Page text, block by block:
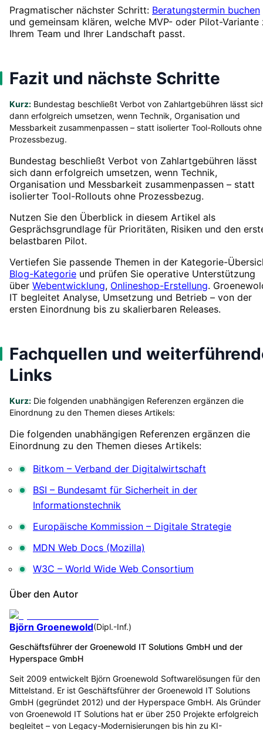
Pragmatischer nächster Schritt: Beratungstermin buchen
und gemeinsam klären, welche MVP- oder Pilot-Variante
Ihrem Team und Ihrer Landschaft passt.
Fazit und nächste Schritte
Kurz: Bundestag beschließt Verbot von Zahlartgebühren lässt
dann erfolgreich umsetzen, wenn Technik, Organisation und
Messbarkeit zusammenpassen – statt isolierter Tool-Rollouts ohne
Prozessbezug.
Bundestag beschließt Verbot von Zahlartgebühren lässt
sich dann erfolgreich umsetzen, wenn Technik,
Organisation und Messbarkeit zusammenpassen – statt
isolierter Tool-Rollouts ohne Prozessbezug.
Nutzen Sie den Überblick in diesem Artikel als
Gesprächsgrundlage für Prioritäten, Risiken und den
belastbaren Pilot.
Vertiefen Sie passende Themen in der Kategorie-
Blog-Kategorie und prüfen Sie operative Unterstützung
über Webentwicklung, Onlineshop-Erstellung.
IT begleitet Analyse, Umsetzung und Betrieb – von der
ersten Einordnung bis zu skalierbaren Releases.
Fachquellen und
Links
Kurz: Die folgenden unabhängigen Referenzen ergänzen die
Einordnung zu den Themen dieses Artikels:
Die folgenden unabhängigen Referenzen ergänzen die
Einordnung zu den Themen dieses Artikels:
Bitkom – Verband der Digitalwirtschaft
BSI – Bundesamt für Sicherheit in der
Informationstechnik
Europäische Kommission – Digitale Strategie
MDN Web Docs (Mozilla)
W3C – World Wide Web Consortium
Über den Autor
Björn Groenewold(Dipl.-Inf.)
Geschäftsführer der Groenewold IT Solutions GmbH und der
Hyperspace GmbH
Seit 2009 entwickelt Björn Groenewold Softwarelösungen für den
Mittelstand. Er ist Geschäftsführer der Groenewold IT Solutions
GmbH (gegründet 2012) und der Hyperspace GmbH. Als Gründer
von Groenewold IT Solutions hat er über 250 Projekte erfolgreich
begleitet – von Legacy-Modernisierungen bis hin zu KI-